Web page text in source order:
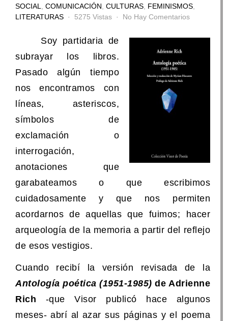
SOCIAL
COMUNICACIÓN CULTURAS FEMINISMOS
LITERATURAS
5275 Vistas No Hay Comentarios
Soy partidaria de
subrayar los libros.
Pasado algún tiempo
nos encontramos con
líneas, asteriscos,
símbolos de
exclamación o
interrogación,
anotaciones que
garabateamos o que escribimos
cuidadosamente y que nos permiten
acordarnos de aquellas que fuimos; hacer
arqueología de la memoria a partir del reflejo
de esos vestigios.
Cuando recibí la versión revisada de la
Antología poética (1951-1985) de Adrienne
Rich -que Visor publicó hace algunos
meses- abrí al azar sus páginas y el poema